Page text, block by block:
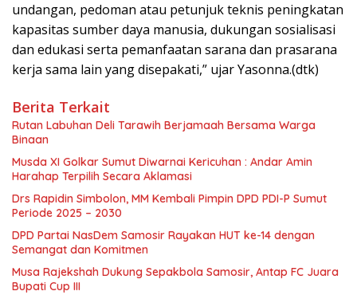
undangan, pedoman atau petunjuk teknis peningkatan
kapasitas sumber daya manusia, dukungan sosialisasi
dan edukasi serta pemanfaatan sarana dan prasarana
kerja sama lain yang disepakati,” ujar Yasonna.(dtk)
Berita Terkait
Rutan Labuhan Deli Tarawih Berjamaah Bersama Warga
Binaan
Musda XI Golkar Sumut Diwarnai Kericuhan : Andar Amin
Harahap Terpilih Secara Aklamasi
Drs Rapidin Simbolon, MM Kembali Pimpin DPD PDI-P Sumut
Periode 2025 – 2030
DPD Partai NasDem Samosir Rayakan HUT ke-14 dengan
Semangat dan Komitmen
Musa Rajekshah Dukung Sepakbola Samosir, Antap FC Juara
Bupati Cup III